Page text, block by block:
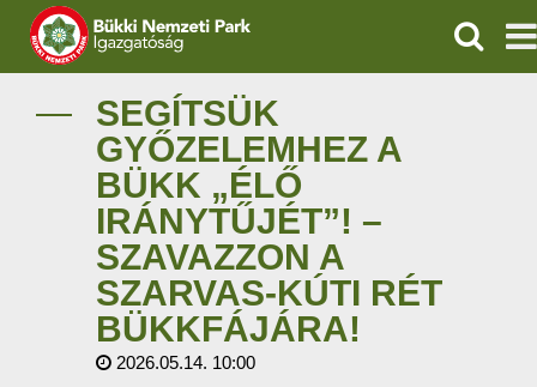
IGAZGATÓSÁG
TERMÉSZETVÉDELEM
VÍZVÉDELEM
ÖKOTURIZMUS
OKTATÁS
SEGÍTSÜK
GYŐZELEMHEZ A
BÜKK „ÉLŐ
IRÁNYTŰJÉT”! –
SZAVAZZON A
SZARVAS-KÚTI RÉT
BÜKKFÁJÁRA!
2026.05.14. 10:00